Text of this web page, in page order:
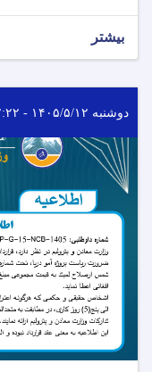
بیشتر
دوشنبه ۱۴۰۵/۵/۱۲ - ۲۲:۲۲